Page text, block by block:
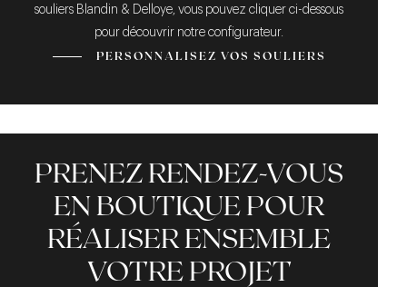
souliers Blandin & Delloye, vous pouvez cliquer ci-dessous
pour découvrir notre configurateur.
PERSONNALISEZ VOS SOULIERS
PRENEZ RENDEZ-VOUS
EN BOUTIQUE POUR
RÉALISER ENSEMBLE
VOTRE PROJET